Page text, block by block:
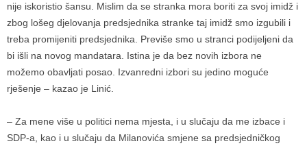
nije iskoristio šansu. Mislim da se stranka mora boriti za svoj imidž i
zbog lošeg djelovanja predsjednika stranke taj imidž smo izgubili i
treba promijeniti predsjednika. Previše smo u stranci podijeljeni da
bi išli na novog mandatara. Istina je da bez novih izbora ne
možemo obavljati posao. Izvanredni izbori su jedino moguće
rješenje – kazao je Linić.
– Za mene više u politici nema mjesta, i u slučaju da me izbace i
SDP-a, kao i u slučaju da Milanovića smjene sa predsjedničkog